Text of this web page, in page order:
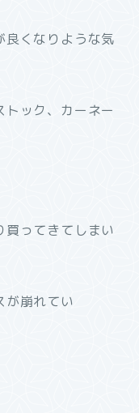
良くなりような気
トック、カーネー
買ってきてしまい
が崩れてい